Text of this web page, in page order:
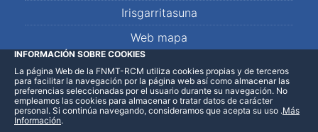
Irisgarritasuna
Web mapa
LinkedInFacebookWhatsApp
INFORMACIÓN SOBRE COOKIES
La página Web de la FNMT-RCM utiliza cookies propias y de terceros
para facilitar la navegación por la página web así como almacenar las
preferencias seleccionadas por el usuario durante su navegación. No
empleamos las cookies para almacenar o tratar datos de carácter
personal. Si continúa navegando, consideramos que acepta su uso .Más
Información.